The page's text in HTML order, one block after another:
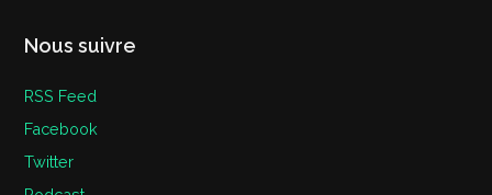
Nous suivre
RSS Feed
Facebook
Twitter